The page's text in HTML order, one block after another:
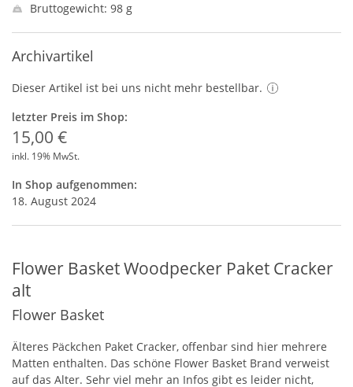
Bruttogewicht: 98 g
Archivartikel
Dieser Artikel ist bei uns nicht mehr bestellbar.
letzter Preis im Shop:
15,00 €
inkl. 19% MwSt.
In Shop aufgenommen:
18. August 2024
Flower Basket Woodpecker Paket Cracker
alt
Flower Basket
Älteres Päckchen Paket Cracker, offenbar sind hier mehrere
Matten enthalten. Das schöne Flower Basket Brand verweist
auf das Alter. Sehr viel mehr an Infos gibt es leider nicht,